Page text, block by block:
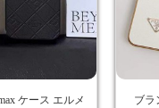
ケース エルメ
ブラ